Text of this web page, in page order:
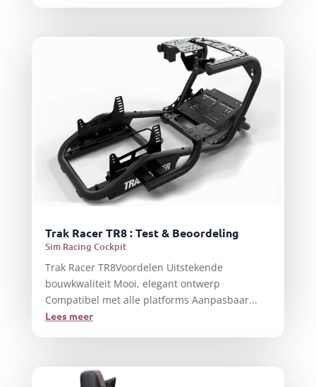
Trak Racer TR8 : Test & Beoordeling
Sim Racing Cockpit
Trak Racer TR8Voordelen Uitstekende
bouwkwaliteit Mooi, elegant ontwerp
Compatibel met alle platforms Aanpasbaar...
Lees meer